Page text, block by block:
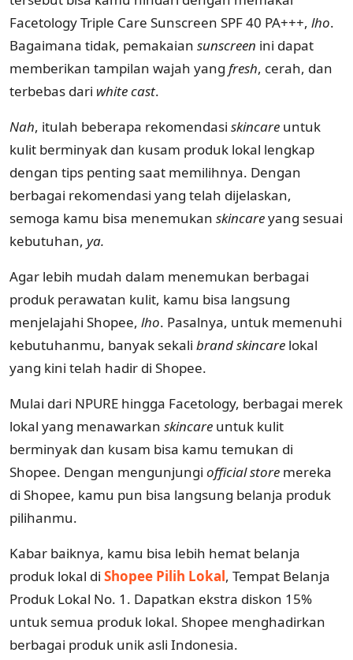
Facetology Triple Care Sunscreen SPF 40 PA+++, lho.
Bagaimana tidak, pemakaian sunscreen ini dapat
memberikan tampilan wajah yang fresh, cerah, dan
terbebas dari white cast.
Nah, itulah beberapa rekomendasi skincare untuk
kulit berminyak dan kusam produk lokal lengkap
dengan tips penting saat memilihnya. Dengan
berbagai rekomendasi yang telah dijelaskan,
semoga kamu bisa menemukan skincareyang sesuai
kebutuhan, ya.
Agar lebih mudah dalam menemukan berbagai
produk perawatan kulit, kamu bisa langsung
menjelajahi Shopee, lho. Pasalnya, untuk memenuhi
kebutuhanmu, banyak sekali brand skincare lokal
yang kini telah hadir di Shopee.
Mulai dari NPURE hingga Facetology, berbagai merek
lokal yang menawarkan skincare untuk kulit
berminyak dan kusam bisa kamu temukan di
Shopee. Dengan mengunjungi official store mereka
di Shopee, kamu pun bisa langsung belanja produk
pilihanmu.
Kabar baiknya, kamu bisa lebih hemat belanja
produk lokal di Shopee Pilih Lokal, Tempat Belanja
Produk Lokal No. 1. Dapatkan ekstra diskon 15%
untuk semua produk lokal. Shopee menghadirkan
berbagai produk unik asli Indonesia.